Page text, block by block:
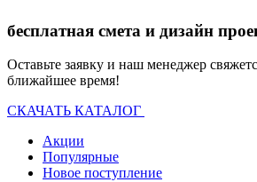
бесплатная смета и дизайн
Оставьте заявку и наш менеджер
ближайшее время!
СКАЧАТЬ КАТАЛОГ
Акции
Популярные
Новое поступление